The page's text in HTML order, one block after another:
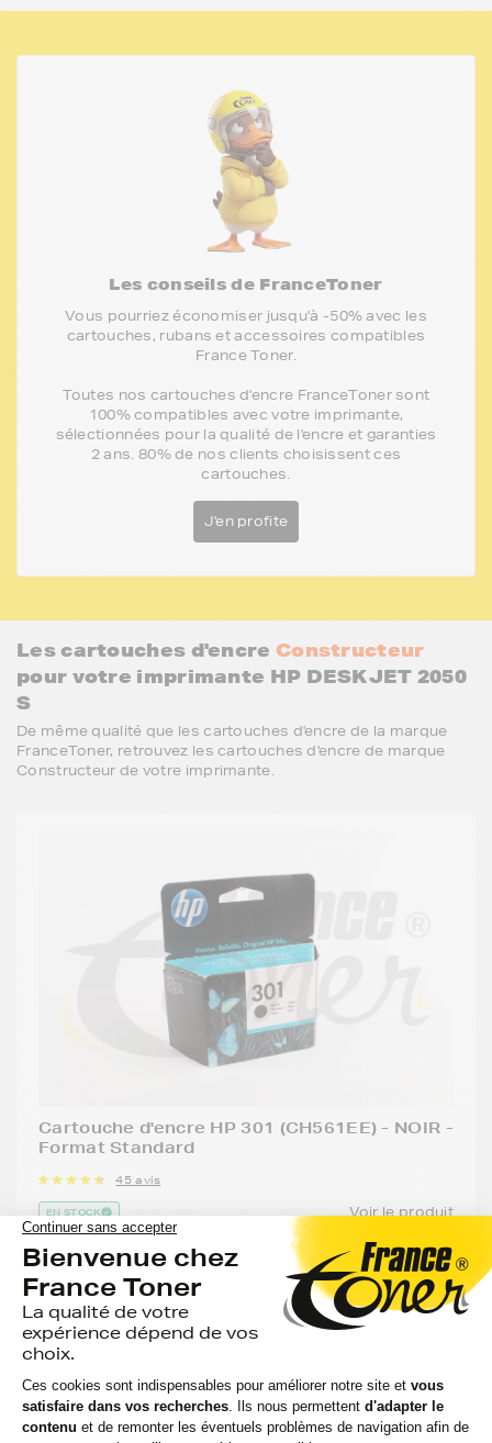
Les conseils de FranceToner
Vous pourriez économiser jusqu'à -50% avec les
cartouches, rubans et accessoires compatibles
France Toner.
Toutes nos cartouches d'encre FranceToner sont
100% compatibles avec votre imprimante,
sélectionnées pour la qualité de l'encre et garanties
2 ans. 80% de nos clients choisissent ces
cartouches.
J'en profite
Les cartouches d'encre Constructeur
pour votre imprimante HP DESKJET 2050
S
De même qualité que les cartouches d'encre de la marque
FranceToner, retrouvez les cartouches d'encre de marque
Constructeur de votre imprimante.
Cartouche d'encre HP 301 (CH561EE) - NOIR -
Format Standard
45 avis
EN STOCK Voir le produit
Compatible
HP
DESKJET
Noir
Capacité
190
:
19,68 €HT